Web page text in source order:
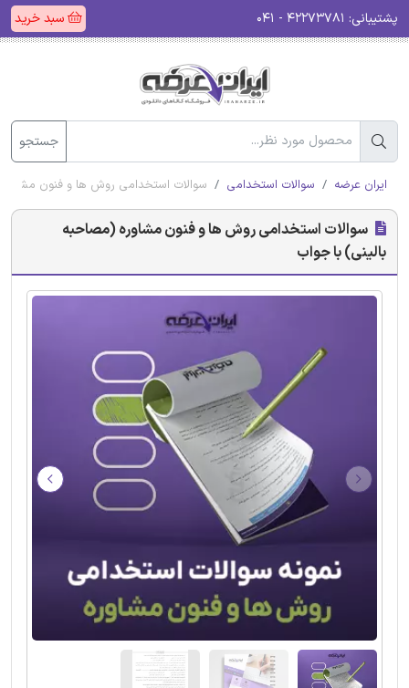
پشتیبانی: سبد خرید
جستجو
ایران عرضه سوالات استخدامی سوالات استخدامی روش ها و فنون
سوالات استخدامی روش ها و فنون مشاوره (مصاحبه
بالینی) با جواب